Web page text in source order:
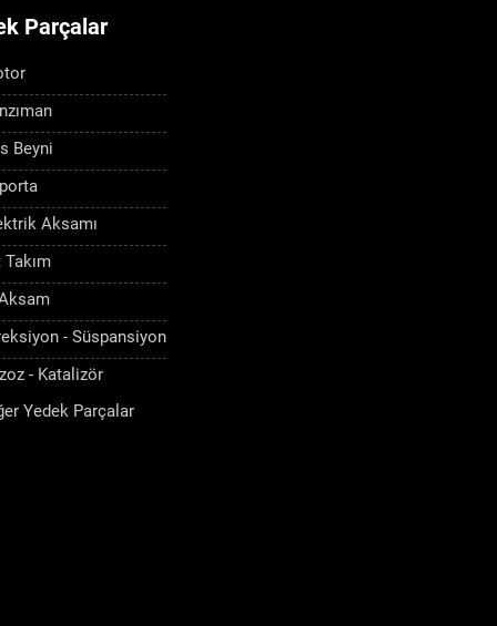
Parçalar
Beyni
Aksamı
- Süspansiyon
- Katalizör
Yedek Parçalar